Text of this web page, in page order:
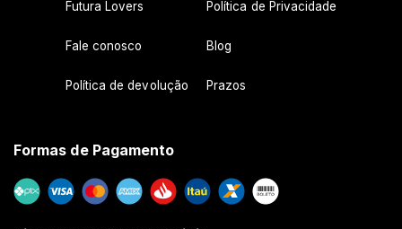
Futura Lovers Política de Privacidade
Fale conosco Blog
Política de devolução Prazos
Formas de Pagamento